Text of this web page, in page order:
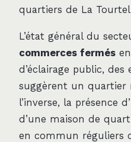
quartiers de La
L’état général du
commerces fermés
d’éclairage public, des
suggèrent un quartier
l’inverse, la présence
d’une maison de
en commun réguliers